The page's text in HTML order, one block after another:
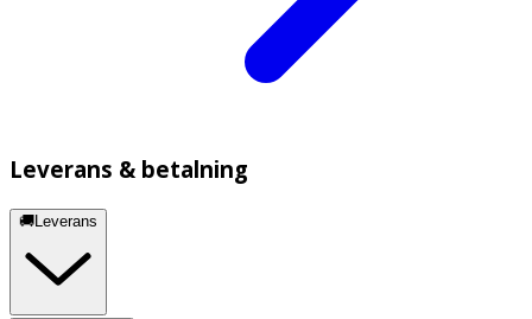
Leverans & betalning
🚚Leverans